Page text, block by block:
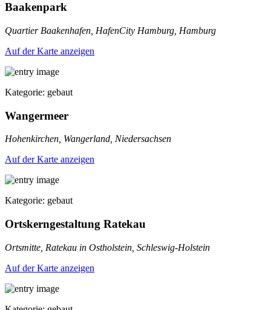
Baakenpark
Quartier Baakenhafen, HafenCity Hamburg, Hamburg
Auf der Karte anzeigen
Kategorie: gebaut
Wangermeer
Hohenkirchen, Wangerland, Niedersachsen
Auf der Karte anzeigen
Kategorie: gebaut
Ortskerngestaltung Ratekau
Ortsmitte, Ratekau in Ostholstein, Schleswig-Holstein
Auf der Karte anzeigen